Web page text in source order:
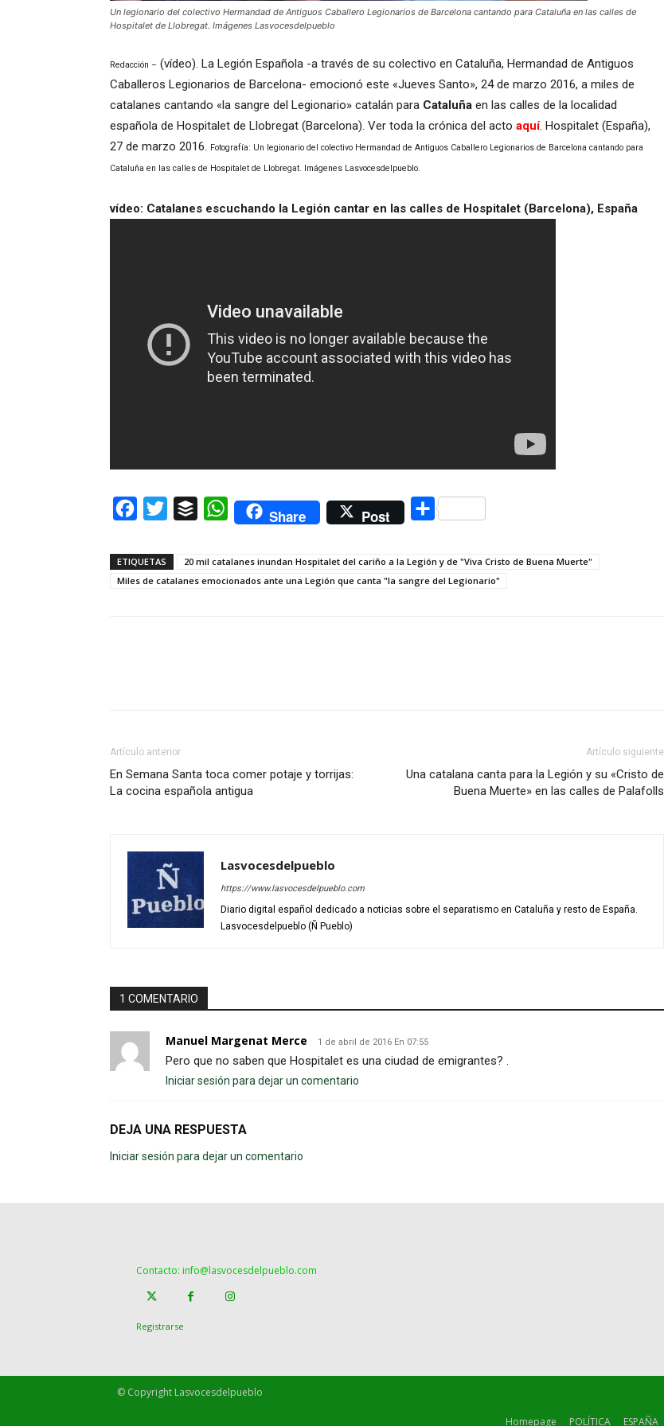
Un legionario del colectivo Hermandad de Antiguos Caballero Legionarios de Barcelona cantando para Cataluña en las calles de
Hospitalet de Llobregat. Imágenes Lasvocesdelpueblo
Redacción – (vídeo). La Legión Española -a través de su colectivo en Cataluña, Hermandad de Antiguos
Caballeros Legionarios de Barcelona- emocionó este «Jueves Santo», 24 de marzo 2016, a miles de
catalanes cantando «la sangre del Legionario» catalán para Cataluña en las calles de la localidad
española de Hospitalet de Llobregat (Barcelona). Ver toda la crónica del acto aquí. Hospitalet (España),
27 de marzo 2016. Fotografía: Un legionario del colectivo Hermandad de Antiguos Caballero Legionarios de Barcelona cantando para
Cataluña en las calles de Hospitalet de Llobregat. Imágenes Lasvocesdelpueblo.
vídeo: Catalanes escuchando la Legión cantar en las calles de Hospitalet (Barcelona), España
Facebook
Twitter Buffer WhatsAppShare Post Compartir
ETIQUETAS
20 mil catalanes inundan Hospitalet del cariño a la Legión y de "Viva Cristo de Buena Muerte"
Miles de catalanes emocionados ante una Legión que canta "la sangre del Legionario"
Artículo anterior
En Semana Santa toca comer potaje y torrijas:
La cocina española antigua
Artículo siguiente
Una catalana canta para la Legión y su «Cristo de
Buena Muerte» en las calles de Palafolls
Lasvocesdelpueblo
https://www.lasvocesdelpueblo.com
Diario digital español dedicado a noticias sobre el separatismo en Cataluña y resto de España.
Lasvocesdelpueblo (Ñ Pueblo)
1 COMENTARIO
Manuel Margenat Merce 1 de abril de 2016 En 07:55
Pero que no saben que Hospitalet es una ciudad de emigrantes? .
Iniciar sesión para dejar un comentario
DEJA UNA RESPUESTA
Iniciar sesión para dejar un comentario
Contacto: info@lasvocesdelpueblo.com
Registrarse
© Copyright Lasvocesdelpueblo
Homepage POLÍTICA ESPAÑA